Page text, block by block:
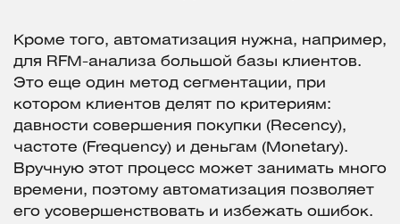
Кроме того, автоматизация нужна, например,
для RFM-анализа большой базы клиентов.
Это еще один метод сегментации, при
котором клиентов делят по критериям:
давности совершения покупки (Recency),
частоте (Frequency) и деньгам (Monetary).
Вручную этот процесс может занимать много
времени, поэтому автоматизация позволяет
его усовершенствовать и избежать ошибок.